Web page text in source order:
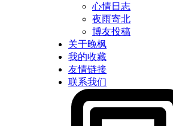
心情日志
夜雨寄北
博友投稿
关于晚枫
我的收藏
友情链接
联系我们